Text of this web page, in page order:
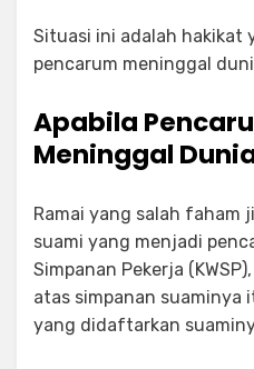
Situasi ini adalah hakikat
pencarum meninggal
Apabila
Meninggal
Ramai yang salah faham
suami yang menjadi
Simpanan Pekerja
atas simpanan suaminya
yang didaftarkan